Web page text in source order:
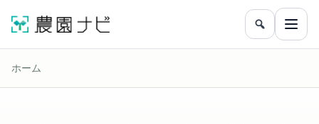
農園をフ
メニ
ホーム